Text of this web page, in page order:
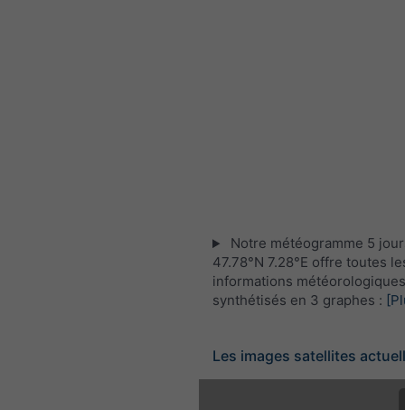
Notre météogramme 5
47.78°N 7.28°E offre toutes
informations météorologiques
synthétisés en 3 graphes :
Les images satellites